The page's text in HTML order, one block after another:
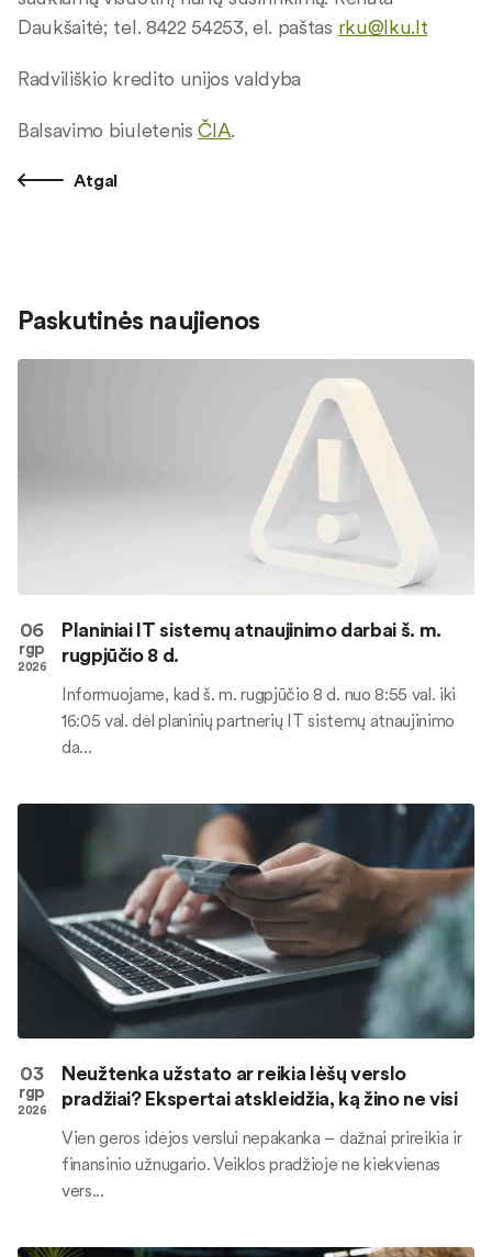
Daukšaitė; tel. 8422 54253, el. paštas rku@lku.lt
Radviliškio kredito unijos valdyba
Balsavimo biuletenisČIA.
Atgal
Paskutinės naujienos
06
rgp
2026
Planiniai IT sistemų atnaujinimo darbai š. m.
rugpjūčio 8 d.
Informuojame, kad š. m. rugpjūčio 8 d. nuo 8:55 val. iki
16:05 val. dėl planinių partnerių IT sistemų atnaujinimo
da...
03
rgp
2026
Neužtenka užstato ar reikia lėšų verslo
pradžiai? Ekspertai atskleidžia, ką žino ne visi
Vien geros idėjos verslui nepakanka – dažnai prireikia ir
finansinio užnugario. Veiklos pradžioje ne kiekvienas
vers...